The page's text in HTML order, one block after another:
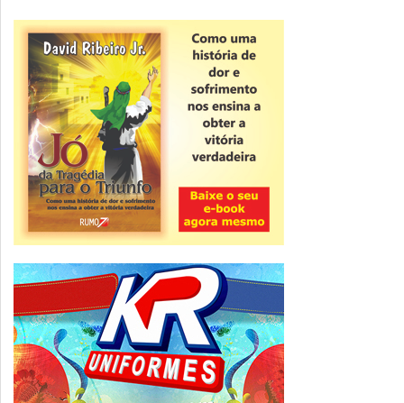
Novidade
CNPJ alfanumérico começa a ser emitido
nesta sexta
ver todas »